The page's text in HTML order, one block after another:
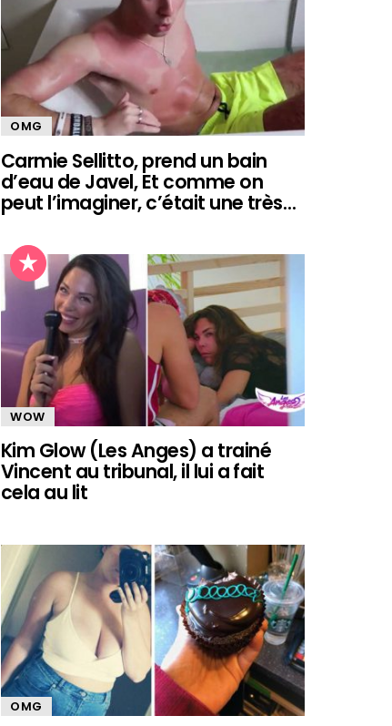
OMG
Carmie Sellitto, prend un bain
d’eau de Javel, Et comme on
peut l’imaginer, c’était une très…
WOW
Kim Glow (Les Anges) a trainé
Vincent au tribunal, il lui a fait
cela au lit
OMG